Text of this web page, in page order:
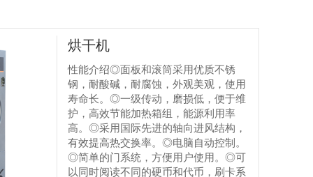
烘干机
性能介绍◎面板和滚筒采用优质不锈
钢，耐酸碱，耐腐蚀，外观美观，使用
寿命长。◎一级传动，磨损低，便于维
护，高效节能加热箱组，能源利用率
高。◎采用国际先进的轴向进风结构，
有效提高热交换率。◎电脑自动控制。
◎简单的门系统，方便用户使用。◎可
以同时阅读不同的硬币和代币，刷卡系